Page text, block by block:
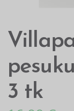
3 tk